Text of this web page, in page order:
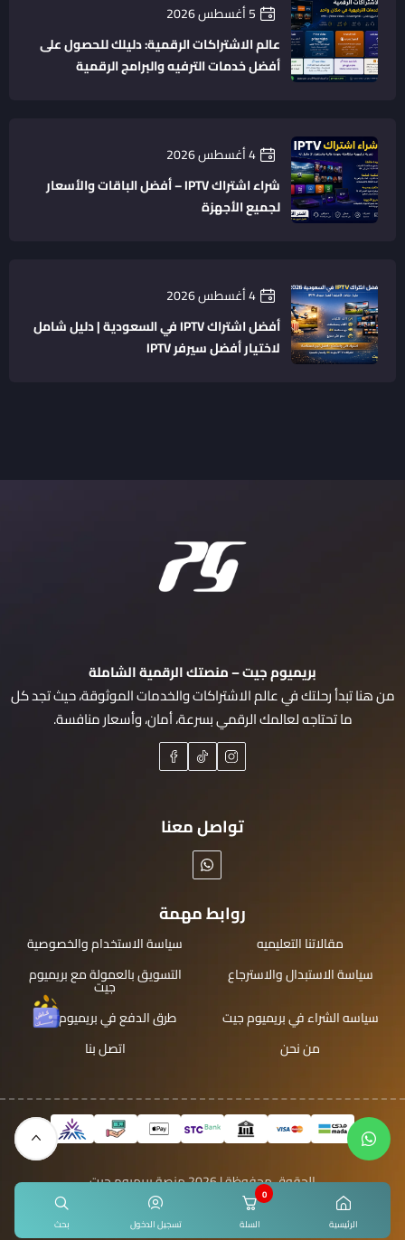
5 أغسطس 2026
عالم الاشتراكات الرقمية: دليلك للحصول على
أفضل خدمات الترفيه والبرامج الرقمية
4 أغسطس 2026
شراء اشتراك IPTV – أفضل الباقات والأسعار
لجميع الأجهزة
4 أغسطس 2026
أفضل اشتراك IPTV في السعودية | دليل شامل
لاختيار أفضل سيرفر IPTV
بريميوم جيت – منصتك الرقمية الشاملة
من هنا تبدأ رحلتك في عالم الاشتراكات والخدمات الموثوقة، حيث تجد كل
ما تحتاجه لعالمك الرقمي بسرعة، أمان، وأسعار منافسة.
تواصل معنا
روابط مهمة
مقالاتنا التعليميه
سياسة الاستخدام والخصوصية
سياسة الاستبدال والاسترجاع
التسويق بالعمولة مع بريميوم
جيت
سياسه الشراء في بريميوم جيت
طرق الدفع في بريميوم جيت
من نحن
اتصل بنا
الحقوق محفوظة | 2026 منصة بريميوم جيت
الرئيسية
0
السلة
تسجيل الدخول بحث